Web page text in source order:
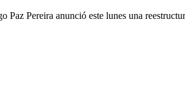
Pereira anunció este lunes una